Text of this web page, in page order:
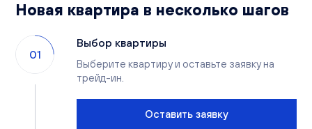
Новая квартира в несколько шагов
01
Выбор квартиры
Выберите квартиру и оставьте заявку на
трейд-ин.
Оставить заявку